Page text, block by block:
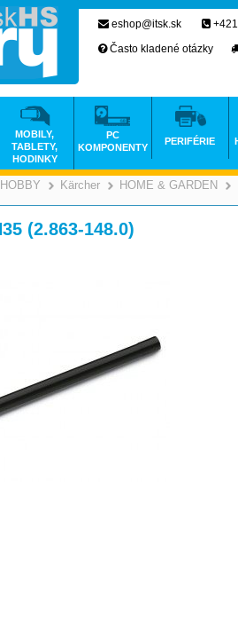
>
Kärcher >
HOME & GARDEN
(2.863-148.0)
eshop@itsk.sk
Často kladené otázky
MOBILY,
TABLETY,
HODINKY
PC
KOMPONENTY
PERIFÉRIE